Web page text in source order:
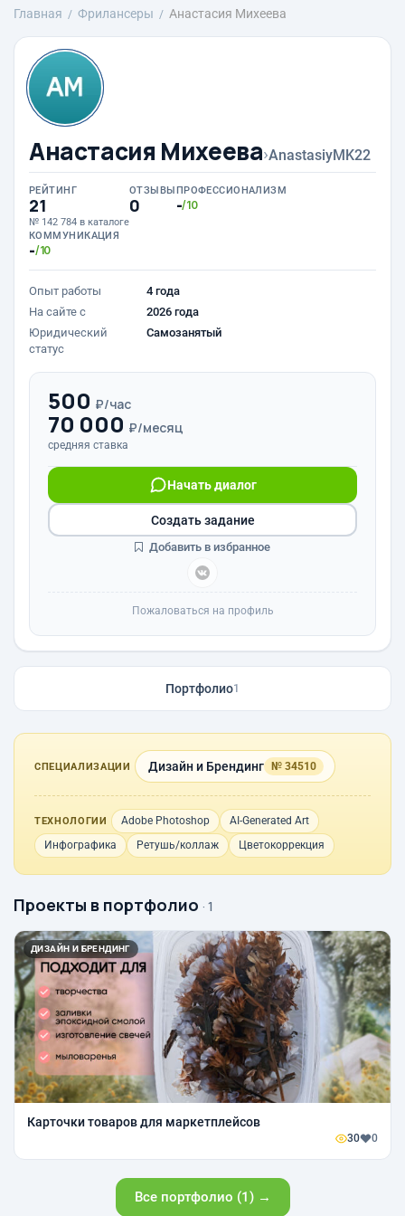
Главная Фрилансеры Анастасия Михеева
Анастасия Михеева›AnastasiyMK22
РЕЙТИНГ
21
№ 142 784 в каталоге
ОТЗЫВЫ
0
ПРОФЕССИОНАЛИЗМ
-/10
КОММУНИКАЦИЯ
-/10
Опыт работы
4 года
На сайте с
2026 года
Юридический
статус
Самозанятый
500 ₽/час
70 000 ₽/месяц
средняя ставка
Начать диалог
Создать задание
Добавить в избранное
Пожаловаться на профиль
Портфолио1
СПЕЦИАЛИЗАЦИИ Дизайн и Брендинг № 34510
ТЕХНОЛОГИИ Adobe Photoshop
AI-Generated Art
Инфографика
Ретушь/коллаж Цветокоррекция
Проекты в портфолио · 1
ДИЗАЙН И БРЕНДИНГ
Карточки товаров для маркетплейсов
30 0
Все портфолио (1) →